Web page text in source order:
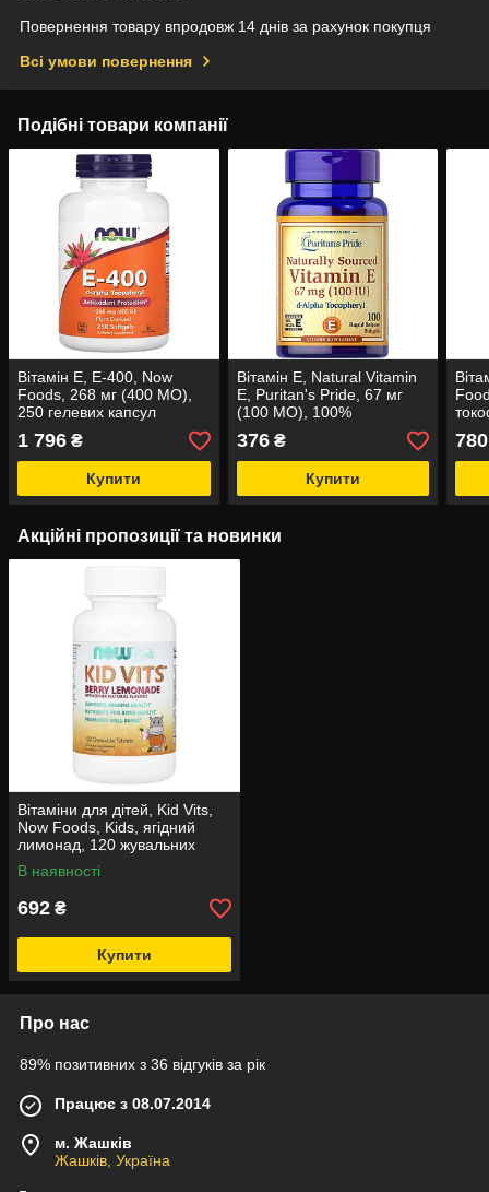
Повернення товару впродовж 14 днів за рахунок покупця
Всі умови повернення
Подібні товари компанії
Вітамін Е, E-400, Now
Foods, 268 мг (400 МО),
250 гелевих капсул
1 796 ₴
Купити
Вітамін Е, Natural Vitamin
E, Puritan's Pride, 67 мг
(100 МО), 100%
натурального
походження, 100 гелевих
капсул
376₴
Купити
780
Акційні пропозиції та новинки
Вітаміни для дітей, Kid Vits,
Now Foods, Kids, ягідний
лимонад, 120 жувальних
таблеток
В наявності
692 ₴
Купити
Про нас
89% позитивних з 36 відгуків за рік
Працює з 08.07.2014
м. Жашків
Жашків, Україна